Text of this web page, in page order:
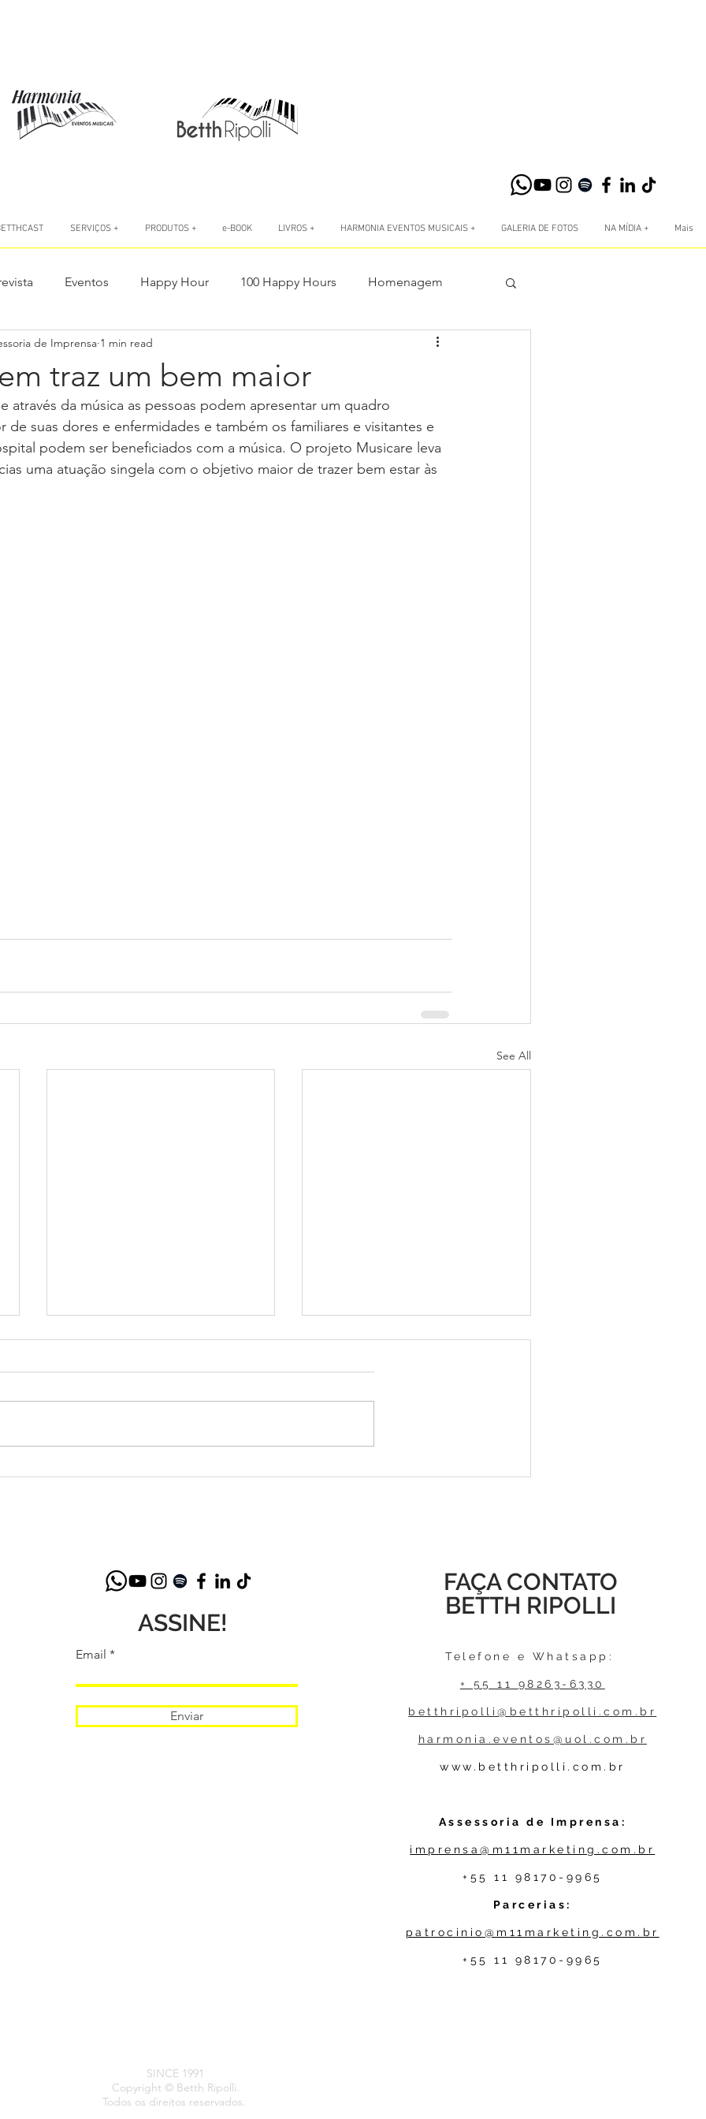
SERVIÇOS + PRODUTOS + e-BOOK LIVROS + HARMONIA EVENTOS MUSICAIS + GALERIA DE FOTOS NA MÍDIA + Mais
Eventos Happy Hour 100 Happy Hours Homenagem
Livro #AtitudeÉTudo
Livro Emoções Lançamento Longevidade Musicare
Press Kit Programa Sintonia Spotify Press release Livro Sintonia
traz um bem maior
de Imprensa 1 min read
através da música as pessoas podem apresentar um quadro
de suas dores e enfermidades e também os familiares e visitantes e
podem ser beneficiados com a música. O projeto Musicare leva
uma atuação singela com o objetivo maior de trazer bem estar às
See All
ASSINE!
Email
Enviar
FAÇA CONTATO
BETTH RIPOLLI
Telefone e Whatsapp:
+ 55 11 98263-6330
betthripolli@betthripolli.com.br
harmonia.eventos@uol.com.br
www.betthripolli.com.br
Assessoria de Imprensa:
imprensa@m11marketing.com.br
+55 11 98170-9965
Parcerias:
patrocinio@m11marketing.com.br
+55 11 98170-9965
SINCE 1991
Copyright © Betth Ripolli.
Todos os direitos reservados.